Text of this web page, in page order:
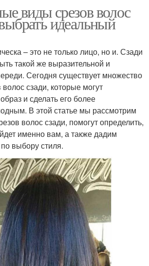
виды срезов волос
идеальный
– это не только лицо, но и. Сзади
такой же выразительной и
Сегодня существует множество
сзади, которые могут
и сделать его более
В этой статье мы рассмотрим
волос сзади, помогут определить,
именно вам, а также дадим
выбору стиля.